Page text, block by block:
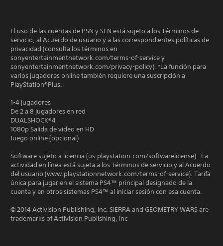
El uso de las cuentas de PSN y SEN está sujeto a los Términos de
servicio, al Acuerdo de usuario y a las correspondientes políticas de
privacidad (consulta los términos en
sonyentertainmentnetwork.com/terms-of-service y
sonyentertainmentnetwork.com/privacy-policy). *La función para
varios jugadores online también requiere una suscripción a
PlayStation®Plus.
1-4 jugadores
De 2 a 8 jugadores en red
DUALSHOCK®4
1080p Salida de video en HD
Juego online (opcional)
Software sujeto a licencia (us.playstation.com/softwarelicense). La
actividad en línea está sujeta a los Términos de servicio y al Acuerdo
del usuario (www.playstationnetwork.com/terms-of-service). Tarifa
única para jugar en el sistema PS4™ principal designado de la
cuenta y en otros sistemas PS4™ al iniciar sesión con esa cuenta.
© 2014 Activision Publishing, Inc. SIERRA and GEOMETRY WARS are
trademarks of Activision Publishing, Inc